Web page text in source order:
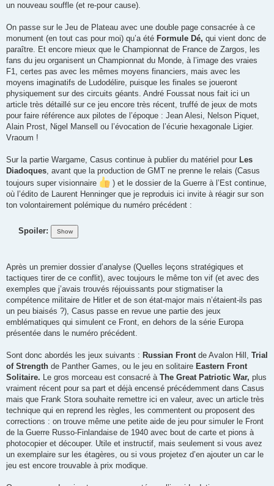
un nouveau souffle (et re-pour cause).
On passe sur le Jeu de Plateau avec une double page consacrée à ce
monument (en tout cas pour moi) qu’a été Formule Dé, qui vient donc de
paraître. Et encore mieux que le Championnat de France de Zargos, les
fans du jeu organisent un Championnat du Monde, à l’image des vraies
F1, certes pas avec les mêmes moyens financiers, mais avec les
moyens imaginatifs de Ludodélire, puisque les finales se joueront
physiquement sur des circuits géants. André Foussat nous fait ici un
article très détaillé sur ce jeu encore très récent, truffé de jeux de mots
pour faire référence aux pilotes de l’époque : Jean Alesi, Nelson Piquet,
Alain Prost, Nigel Mansell ou l’évocation de l’écurie hexagonale Ligier.
Vraoum !
Sur la partie Wargame, Casus continue à publier du matériel pour Les
Diadoques, avant que la production de GMT ne prenne le relais (Casus
toujours super visionnaire
) et le dossier de la Guerre à l’Est continue,
où l’édito de Laurent Henninger que je reproduis ici invite à réagir sur son
ton volontairement polémique du numéro précédent :
Spoiler:
Après un premier dossier d’analyse (Quelles leçons stratégiques et
tactiques tirer de ce conflit), avec toujours le même ton vif (et avec des
exemples que j’avais trouvés réjouissants pour stigmatiser la
compétence militaire de Hitler et de son état-major mais n’étaient-ils pas
un peu biaisés ?), Casus passe en revue une partie des jeux
emblématiques qui simulent ce Front, en dehors de la série Europa
présentée dans le numéro précédent.
Sont donc abordés les jeux suivants : Russian Front de Avalon Hill, Trial
of Strength de Panther Games, ou le jeu en solitaire Eastern Front
Solitaire. Le gros morceau est consacré à The Great Patriotic War, plus
vraiment récent pour sa part et déjà encensé précédemment dans Casus
mais que Frank Stora souhaite remettre ici en valeur, avec un article très
technique qui en reprend les règles, les commentent ou proposent des
corrections : on trouve même une petite aide de jeu pour simuler le Front
de la Guerre Russo-Finlandaise de 1940 avec bout de carte et pions à
photocopier et découper. Utile et instructif, mais seulement si vous avez
un exemplaire sur les étagères, ou si vous projetez d’en ajouter un car le
jeu est encore trouvable à prix modique.